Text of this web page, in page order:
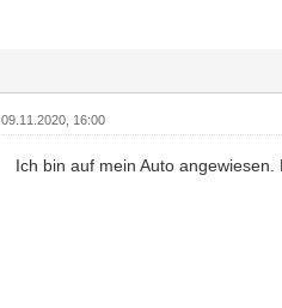
09.11.2020, 16:00
Ich bin auf mein Auto